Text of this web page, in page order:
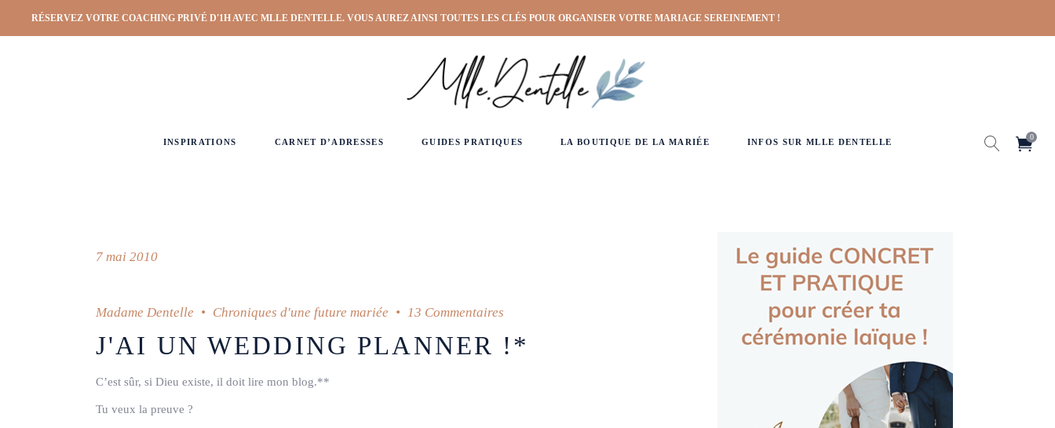
RÉSERVEZ VOTRE COACHING PRIVÉ D'1H AVEC MLLE DENTELLE. VOUS AUREZ AINSI TOUTES LES CLÉS POUR ORGANISER VOTRE MARIAGE SEREINEMENT !
INSPIRATIONS CARNET D’ADRESSES GUIDES PRATIQUES LA BOUTIQUE DE LA MARIÉE INFOS SUR MLLE DENTELLE
0
7 mai 2010
Madame Dentelle Chroniques d'une future mariée 13 Commentaires
J'AI UN WEDDING PLANNER !*
C’est sûr, si Dieu existe, il doit lire mon blog.**
Tu veux la preuve ?